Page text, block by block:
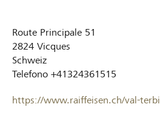
Route Principale 51
2824 Vicques
Schweiz
Telefono +41324361515
https://www.raiffeisen.ch/val-terbi